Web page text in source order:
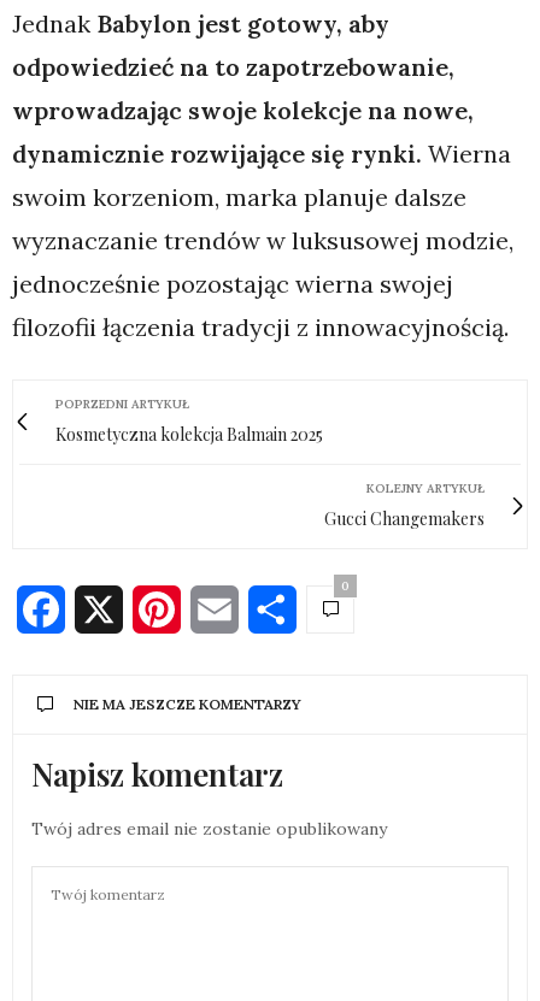
Jednak Babylon jest gotowy, aby
odpowiedzieć na to zapotrzebowanie,
wprowadzając swoje kolekcje na nowe,
dynamicznie rozwijające się rynki. Wierna
swoim korzeniom, marka planuje dalsze
wyznaczanie trendów w luksusowej modzie,
jednocześnie pozostając wierna swojej
filozofii łączenia tradycji z innowacyjnością.
POPRZEDNI ARTYKUŁ
Kosmetyczna kolekcja Balmain 2025
KOLEJNY ARTYKUŁ
Gucci Changemakers
Facebook PinterestEmail Share
0
NIE MA JESZCZE KOMENTARZY
Napisz komentarz
Twój adres email nie zostanie opublikowany